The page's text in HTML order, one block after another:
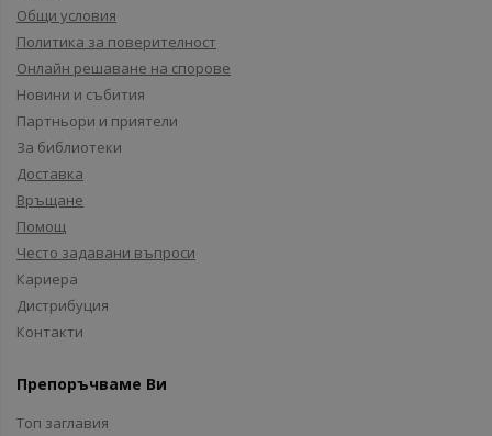
Общи условия
Политика за поверителност
Онлайн решаване на спорове
Новини и събития
Партньори и приятели
За библиотеки
Доставка
Връщане
Помощ
Често задавани въпроси
Кариера
Дистрибуция
Контакти
Препоръчваме Ви
Топ заглавия